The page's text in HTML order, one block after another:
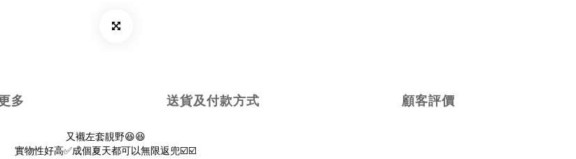
多 送貨及付款方式 顧客評價
又襯左套靚野😆😆
實物性好高✅成個夏天都可以無限返兜☑️☑️